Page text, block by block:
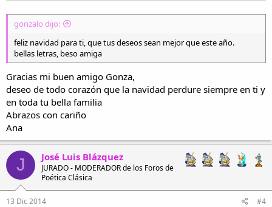
gonzalo dijo:
feliz navidad para ti, que tus deseos sean mejor que este año.
bellas letras, beso amiga
Gracias mi buen amigo Gonza,
deseo de todo corazón que la navidad perdure siempre en ti y
en toda tu bella familia
Abrazos con cariño
Ana
J José Luis Blázquez
JURADO - MODERADOR de los Foros de
Poética Clásica
13 Dic 2014 #4